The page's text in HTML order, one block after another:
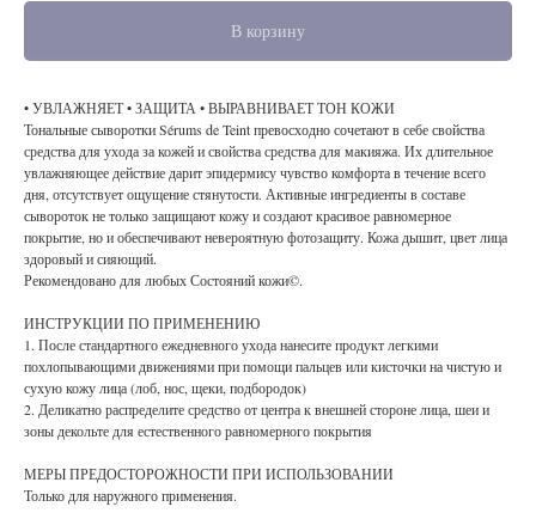
В корзину
• УВЛАЖНЯЕТ • ЗАЩИТА • ВЫРАВНИВАЕТ ТОН КОЖИ
Тональные сыворотки Sérums de Teint превосходно сочетают в себе свойства
средства для ухода за кожей и свойства средства для макияжа. Их длительное
увлажняющее действие дарит эпидермису чувство комфорта в течение всего
дня, отсутствует ощущение стянутости. Активные ингредиенты в составе
сывороток не только защищают кожу и создают красивое равномерное
покрытие, но и обеспечивают невероятную фотозащиту. Кожа дышит, цвет лица
здоровый и сияющий.
Рекомендовано для любых Состояний кожи©.
ИНСТРУКЦИИ ПО ПРИМЕНЕНИЮ
1. После стандартного ежедневного ухода нанесите продукт легкими
похлопывающими движениями при помощи пальцев или кисточки на чистую и
сухую кожу лица (лоб, нос, щеки, подбородок)
2. Деликатно распределите средство от центра к внешней стороне лица, шеи и
зоны декольте для естественного равномерного покрытия
МЕРЫ ПРЕДОСТОРОЖНОСТИ ПРИ ИСПОЛЬЗОВАНИИ
Только для наружного применения.